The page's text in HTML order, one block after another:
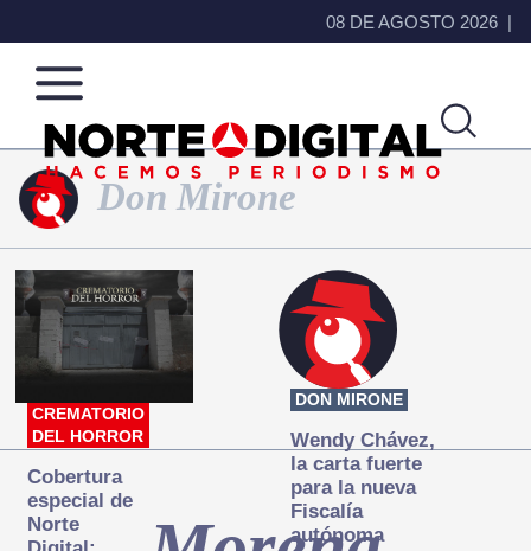
08 DE AGOSTO 2026
Norte
de
Ciudad
Juárez
Más
que
noticias,
hacemos periodismo
Don Mirone
CREMATORIO
DEL HORROR
Cobertura
especial de
Norte
DON MIRONE
Wendy Chávez,
la carta fuerte
para la nueva
Fiscalía
autónoma